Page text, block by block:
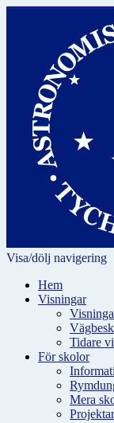
Visa/dölj navigering
Hem
Visningar
Tidare
För skolor
Mera